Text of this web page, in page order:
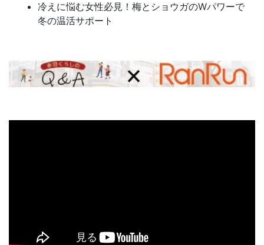
冷えに悩む女性必見！梅とショウガのWパワーで
冬の温活サポート